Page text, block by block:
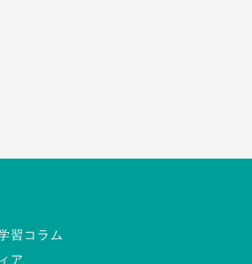
習コラム
ア